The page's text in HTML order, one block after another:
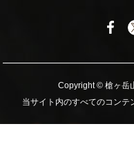
Copyright © 槍ヶ岳
当サイト内のすべてのコンテ